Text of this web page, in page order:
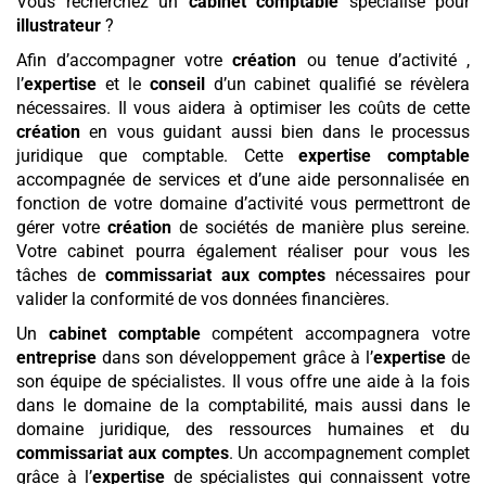
illustrateur ?
Afin d’accompagner votrecréation ou tenue d’activité ,
l’expertise et le conseil
d’un cabinet qualifié se révèlera
nécessaires. Il vous aidera à optimiser les coûts de cette
création en vous guidant aussi bien dans le processus
juridique que comptable. Cetteexpertise comptable
accompagnée de services et d’une aide personnalisée en
fonction de votre domaine d’activité vous permettront de
gérer votre création de sociétés de manière plus sereine.
Votre cabinet pourra également réaliser pour vous les
tâches de commissariat aux comptes nécessaires pour
valider la conformité de vos données financières.
Un cabinet comptablecompétent accompagnera votre
entreprise dans son développement grâce à l’expertisede
son équipe de spécialistes. Il vous offre une aide à la fois
dans le domaine de la comptabilité, mais aussi dans le
domaine juridique, des ressources humaines et du
commissariat aux comptes. Un accompagnement complet
grâce à l’expertise de spécialistes qui connaissent votre